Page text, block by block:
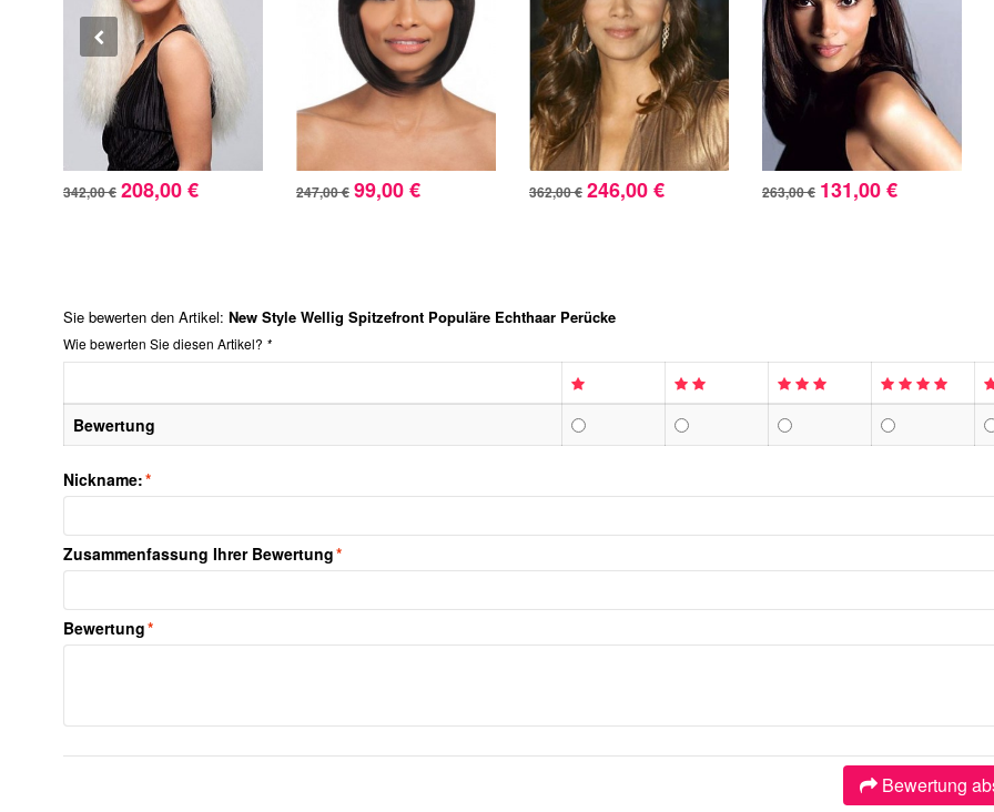
342,00 € 208,00 € 247,00 € 99,00 € 362,00 € 246,00 € 263,00 € 131,00 €
Sie bewerten den Artikel: New Style Wellig Spitzefront Populäre Echthaar Perücke
Wie bewerten Sie diesen Artikel? *
Bewertung
*
Nickname:
*
Zusammenfassung Ihrer Bewertung
*
Bewertung
Bewertung